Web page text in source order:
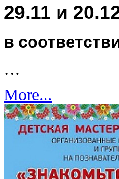
29.11 и
в
…
More...